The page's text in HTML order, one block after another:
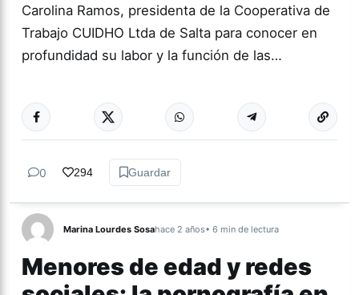
Carolina Ramos, presidenta de la Cooperativa de
Trabajo CUIDHO Ltda de Salta para conocer en
profundidad su labor y la función de las…
ACTUALIDAD Más
0 294 Guardar
Marina Lourdes Sosahace 2 años• 6 min de lectura
Menores de edad y redes